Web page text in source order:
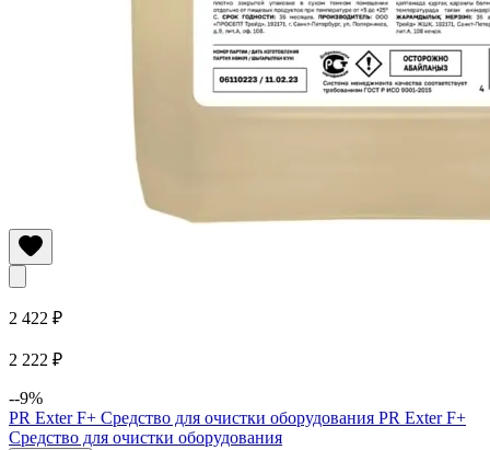
2 422 ₽
2 222 ₽
--9%
PR Exter F+ Средство для очистки оборудования PR Exter F+
Средство для очистки оборудования